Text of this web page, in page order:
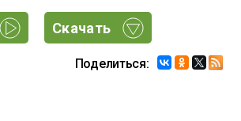
Скачать
Поделиться: